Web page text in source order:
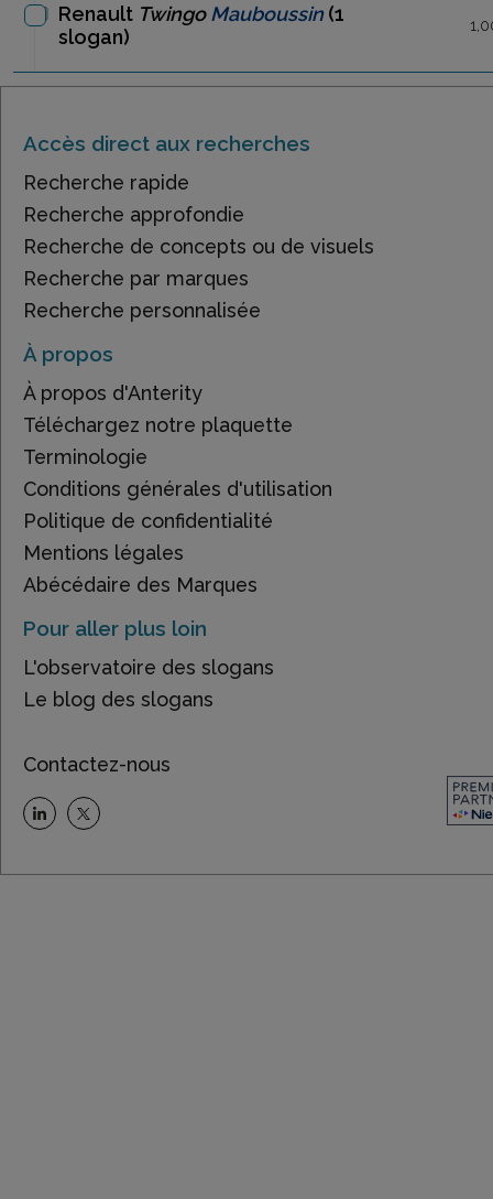
Renault TwingoMauboussin(1
slogan)
Accès direct aux recherches
Recherche rapide
Recherche approfondie
Recherche de concepts ou de visuels
Recherche par marques
Recherche personnalisée
À propos
À propos d'Anterity
Téléchargez notre plaquette
Terminologie
Conditions générales d'utilisation
Politique de confidentialité
Mentions légales
Abécédaire des Marques
Pour aller plus loin
L'observatoire des slogans
Le blog des slogans
Contactez-nous